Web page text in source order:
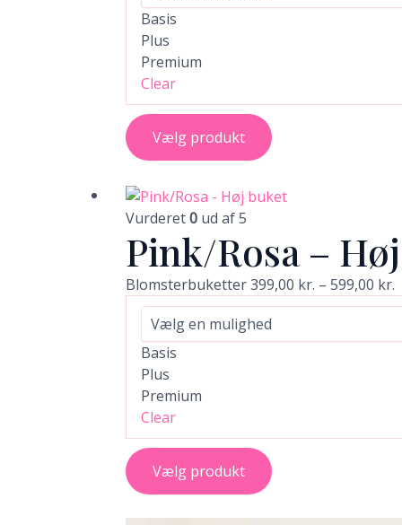
Basis
Plus
Premium
Clear
Vælg produkt
vælges
Vurderet0 ud af 5
Pink/Rosa –
Blomsterbuketter399,00 kr. – 599,00 kr.
til
Basis
Plus
Premium
Clear
Vælg produkt
Dette
flere
varianter.
Mulighederne
vælges